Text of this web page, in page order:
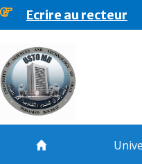
principalEcrire au recteur